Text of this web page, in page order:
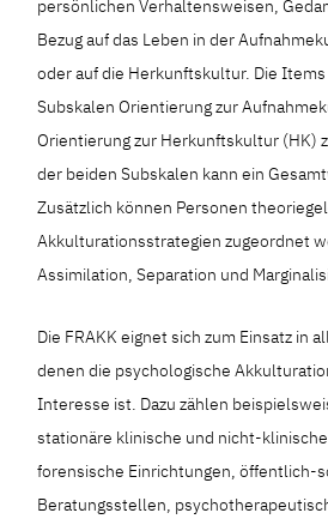
persönlichen Verhaltensweisen,
Bezug auf das Leben in der
oder auf die Herkunftskultur. Die
Subskalen Orientierung zur
Orientierung zur Herkunftskultur (HK)
der beiden Subskalen kann ein
Zusätzlich können Personen
Akkulturationsstrategien zugeordnet
Assimilation, Separation und
Die FRAKK eignet sich zum Einsatz in
denen die psychologische
Interesse ist. Dazu zählen
stationäre klinische und nicht-
forensische Einrichtungen, öffentlich-
Beratungsstellen,